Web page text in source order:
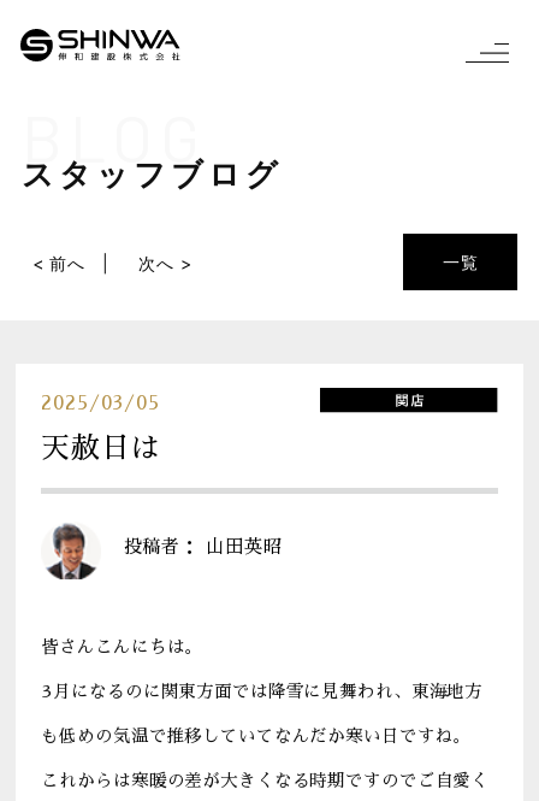
BLOG
スタッフブログ
一覧
< 前へ 次へ >
2025/03/05
天赦日は
投稿者： 山田英昭
皆さんこんにちは。
3月になるのに関東方面では降雪に見舞われ、東海地方
も低めの気温で推移していてなんだか寒い日ですね。
これからは寒暖の差が大きくなる時期ですのでご自愛く